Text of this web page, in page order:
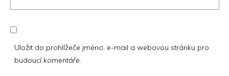
Uložit do prohlížeče jméno, e-mail a webovou stránku pro
budoucí komentáře.